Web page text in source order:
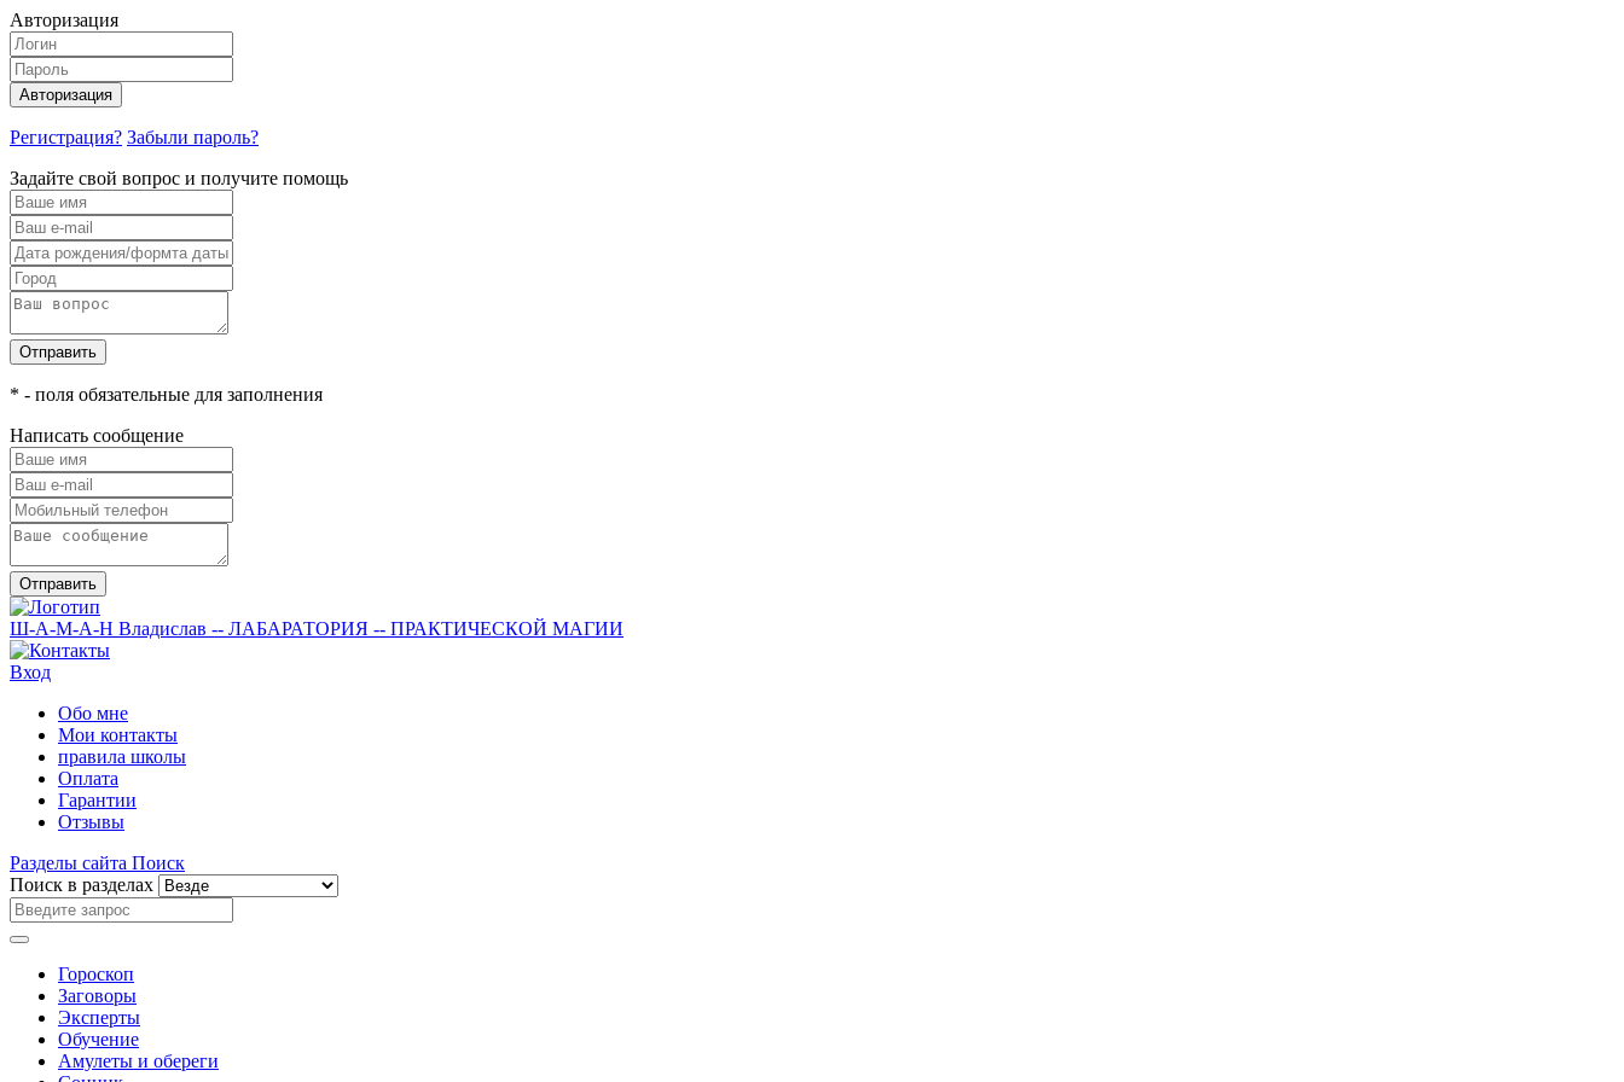
Авторизация
Авторизация
Регистрация? Забыли пароль?
Задайте свой вопрос и получите помощь
Отправить
* - поля обязательные для заполнения
Написать сообщение
Отправить
Ш-А-М-А-Н Владислав -- ЛАБАРАТОРИЯ -- ПРАКТИЧЕСКОЙ МАГИИ
Вход
Обо мне
Мои контакты
правила школы
Оплата
Гарантии
Отзывы
Разделы сайта Поиск
Поиск в разделах
Гороскоп
Заговоры
Эксперты
Обучение
Амулеты и обереги